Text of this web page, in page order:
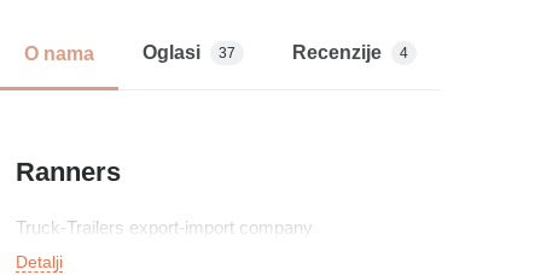
O nama Oglasi 37 Recenzije 4
Ranners
Truck-Trailers export-import company
Detalji